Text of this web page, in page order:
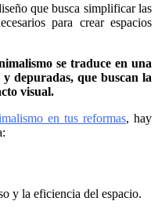
que busca simplificar las
para crear espacios
se traduce en una
depuradas, que buscan la
visual.
en tus reformas, hay
y la eficiencia del espacio.